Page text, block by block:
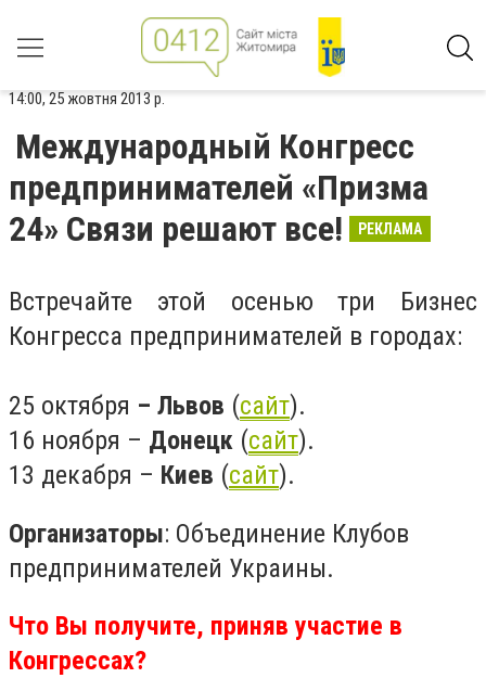
14:00, 25 жовтня 2013 р.
Международный Конгресс
предпринимателей «Призма
24» Связи решают все!
РЕКЛАМА
Встречайте этой осенью три Бизнес
Конгресса предпринимателей в городах:
25 октября – Львов (сайт).
16 ноября – Донецк (сайт).
13 декабря – Киев (сайт).
Организаторы: Объединение Клубов
предпринимателей Украины.
Что Вы получите, приняв участие в
Конгрессах?